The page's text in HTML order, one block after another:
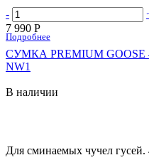
-
7 990 Р
Подробнее
СУМКА PREMIUM GOOSE
NW1
В наличии
Для сминаемых чучел гусей.